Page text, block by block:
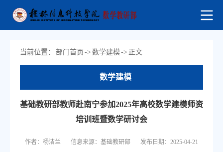
当前位置： 部门首页 -> 数学建模-> 正文
数学建模
基础教研部教师赴南宁参加2025年高校数学建模师资
培训班暨数学研讨会
作者：杨洁兰 信息来源：基础教研部 发布日期：2025-04-21